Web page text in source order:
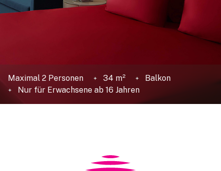
Maximal 2 Personen 34 m²
Balkon
Nur für Erwachsene ab 16 Jahren